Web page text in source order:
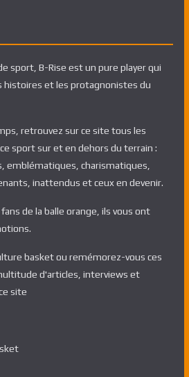
sport, B-Rise est un pure player qui
histoires et les protagnonistes du
retrouvez sur ce site tous les
sport sur et en dehors du terrain :
emblématiques, charismatiques,
inattendus et ceux en devenir.
de la balle orange, ils vous ont
basket ou remémorez-vous ces
d'articles, interviews et
site